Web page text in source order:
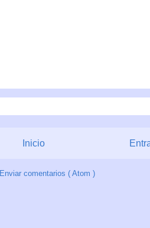
Inicio
Enviar comentarios ( Atom )